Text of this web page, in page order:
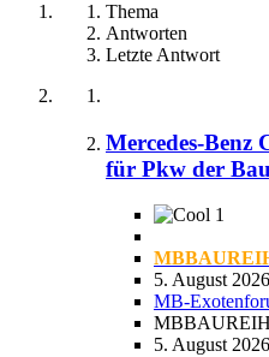
Thema
Antworten
Letzte Antwort
Mercedes-Benz
für Pkw der
1
5. August
MB-
5. August